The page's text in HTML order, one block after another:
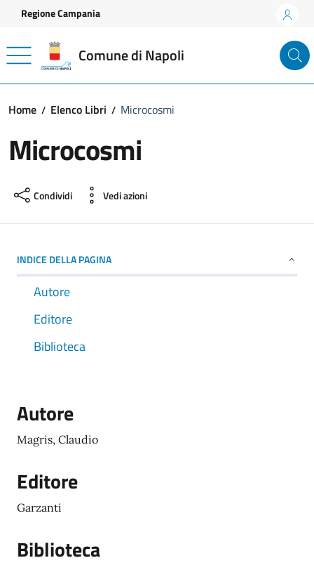
Vai ai contenuti
Vai al footer
Regione Campania
Comune di Napoli
Home Elenco Libri Microcosmi
Microcosmi
Condividi Vedi azioni
INDICE DELLA PAGINA
Autore
Editore
Biblioteca
Autore
Magris, Claudio
Editore
Garzanti
Biblioteca